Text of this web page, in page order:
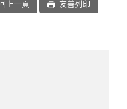
回上一頁 友善列印